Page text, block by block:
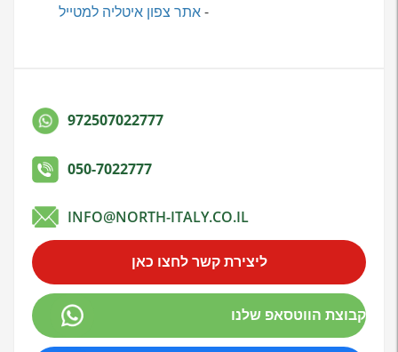
972507022777
050-7022777
INFO@NORTH-ITALY.CO.IL
ליצירת קשר לחצו כאן
קבוצת הווטסאפ שלנו
-אתר צפון איטליה למטייל